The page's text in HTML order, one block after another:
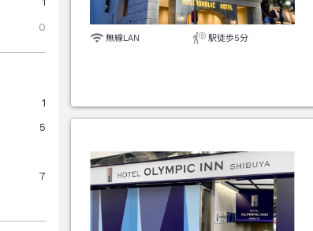
0
1
5
7
無線LAN 駅徒歩5分